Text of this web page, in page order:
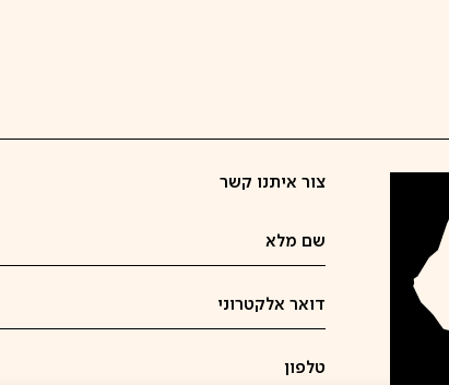
צור איתנו קשר